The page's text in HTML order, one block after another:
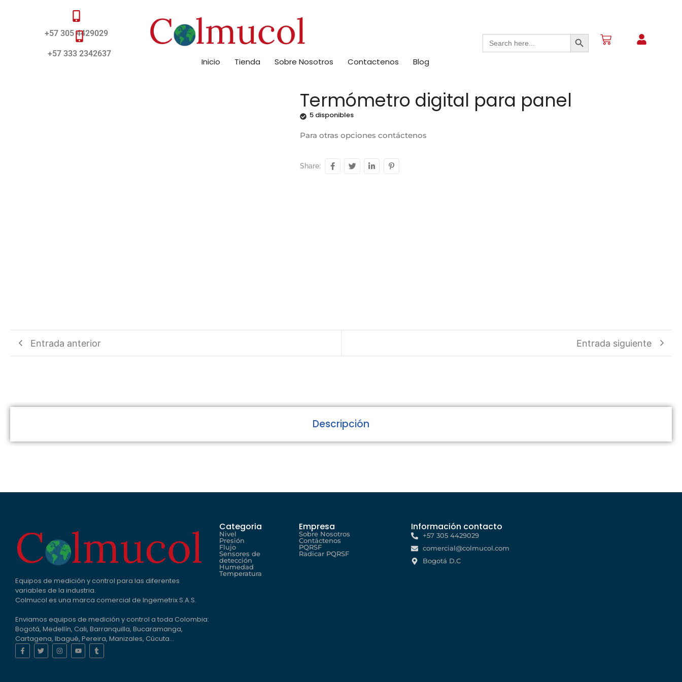
+57 305 4429029
+57 333 2342637
Inicio Tienda Sobre Nosotros Contactenos Blog
Search
for:
Search Button
Termómetro digital para panel
5 disponibles
Para otras opciones contáctenos
Share:
Entrada anterior Entrada siguiente
Descripción
Equipos de medición y control para las diferentes
variables de la industria.
Colmucol es una marca comercial de Ingemetrix S.A.S.
Enviamos equipos de medición y control a toda Colombia:
Bogotá, Medellín, Cali, Barranquilla, Bucaramanga,
Cartagena, Ibagué, Pereira, Manizales, Cúcuta…
Categoria
Nivel
Presión
Flujo
Sensores de
detección
Humedad
Temperatura
Empresa
Sobre Nosotros
Contáctenos
PQRSF
Radicar PQRSF
Información contacto
+57 305 4429029
comercial@colmucol.com
Bogotá D.C